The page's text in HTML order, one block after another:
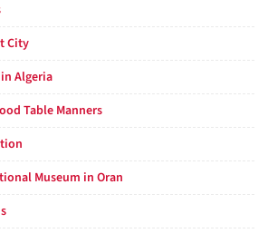
City
Algeria
Table Manners
Museum in Oran